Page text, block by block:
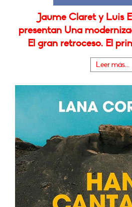
Jaume Claret y Luis
presentan Una
El gran retroceso. El
Leer más...